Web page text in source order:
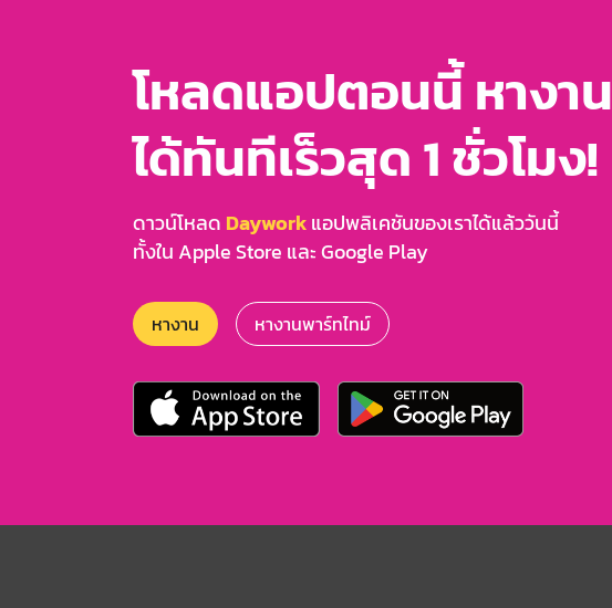
โหลดแอปตอนนี้ หางาน
ได้ทันทีเร็วสุด 1 ชั่วโมง!
ดาวน์โหลด Dayworkแอปพลิเคชันของเราได้แล้ววันนี้
ทั้งใน Apple Store และ Google Play
หางาน หางานพาร์ทไทม์